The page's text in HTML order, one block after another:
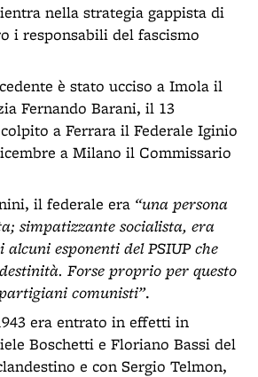
nella strategia gappista di
i responsabili del fascismo
è stato ucciso a Imola il
Fernando Barani, il 13
a Ferrara il Federale Iginio
a Milano il Commissario
il federale era “una persona
simpatizzante socialista, era
esponenti del PSIUP che
Forse proprio per questo
comunisti”.
era entrato in effetti in
Boschetti e Floriano Bassi del
e con Sergio Telmon,